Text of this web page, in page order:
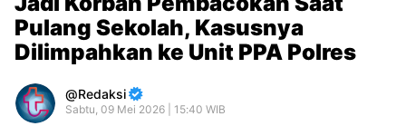
Pulang Sekolah, Kasusnya
Dilimpahkan ke Unit PPA Polres
Redaksi
Sabtu, 09 Mei 2026 | 15:40 WIB